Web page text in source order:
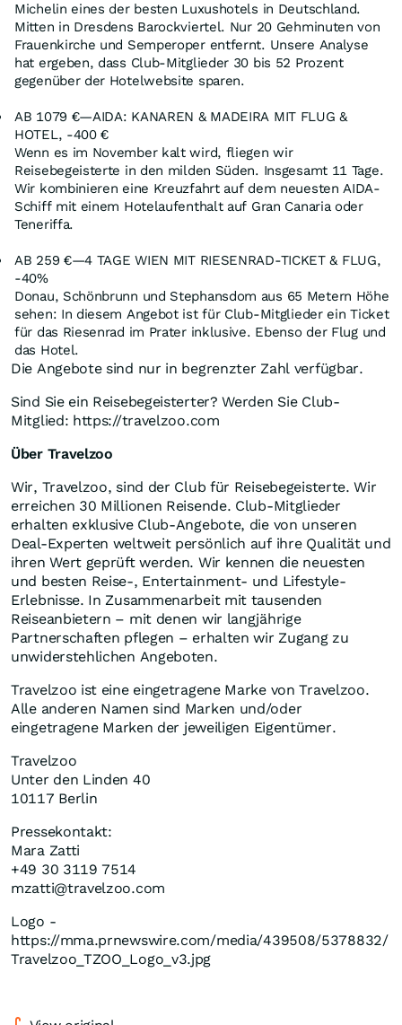
Michelin eines der besten Luxushotels in Deutschland.
Mitten in Dresdens Barockviertel. Nur 20 Gehminuten von
Frauenkirche und Semperoper entfernt. Unsere Analyse
hat ergeben, dass Club-Mitglieder 30 bis 52 Prozent
gegenüber der Hotelwebsite sparen.
AB 1079 €—AIDA: KANAREN & MADEIRA MIT FLUG &
HOTEL, -400 €
Wenn es im November kalt wird, fliegen wir
Reisebegeisterte in den milden Süden. Insgesamt 11 Tage.
Wir kombinieren eine Kreuzfahrt auf dem neuesten AIDA-
Schiff mit einem Hotelaufenthalt auf Gran Canaria oder
Teneriffa.
AB 259 €—4 TAGEWIEN MIT RIESENRAD-TICKET & FLUG,
-40%
Donau, Schönbrunn und Stephansdom aus 65 Metern Höhe
sehen: In diesem Angebot ist für Club-Mitglieder ein Ticket
für das Riesenrad im Prater inklusive. Ebenso der Flug und
das Hotel.
Die Angebote sind nur in begrenzter Zahl verfügbar.
Sind Sie ein Reisebegeisterter? Werden Sie Club-
Mitglied: https://travelzoo.com
Über Travelzoo
Wir, Travelzoo, sind der Club für Reisebegeisterte. Wir
erreichen 30 Millionen Reisende. Club‑Mitglieder
erhalten exklusive Club-Angebote, die von unseren
Deal-Experten weltweit persönlich auf ihre Qualität und
ihren Wert geprüft werden. Wir kennen die neuesten
und besten Reise-, Entertainment- und Lifestyle-
Erlebnisse. In Zusammenarbeit mit tausenden
Reiseanbietern – mit denen wir langjährige
Partnerschaften pflegen – erhalten wir Zugang zu
unwiderstehlichen Angeboten.
Travelzoo ist eine eingetragene Marke von Travelzoo.
Alle anderen Namen sind Marken und/oder
eingetragene Marken der jeweiligen Eigentümer.
Travelzoo
Unter den Linden 40
10117 Berlin
Pressekontakt:
Mara Zatti
+49 30 3119 7514
mzatti@travelzoo.com
Logo -
https://mma.prnewswire.com/media/439508/5378832/
Travelzoo_TZOO_Logo_v3.jpg